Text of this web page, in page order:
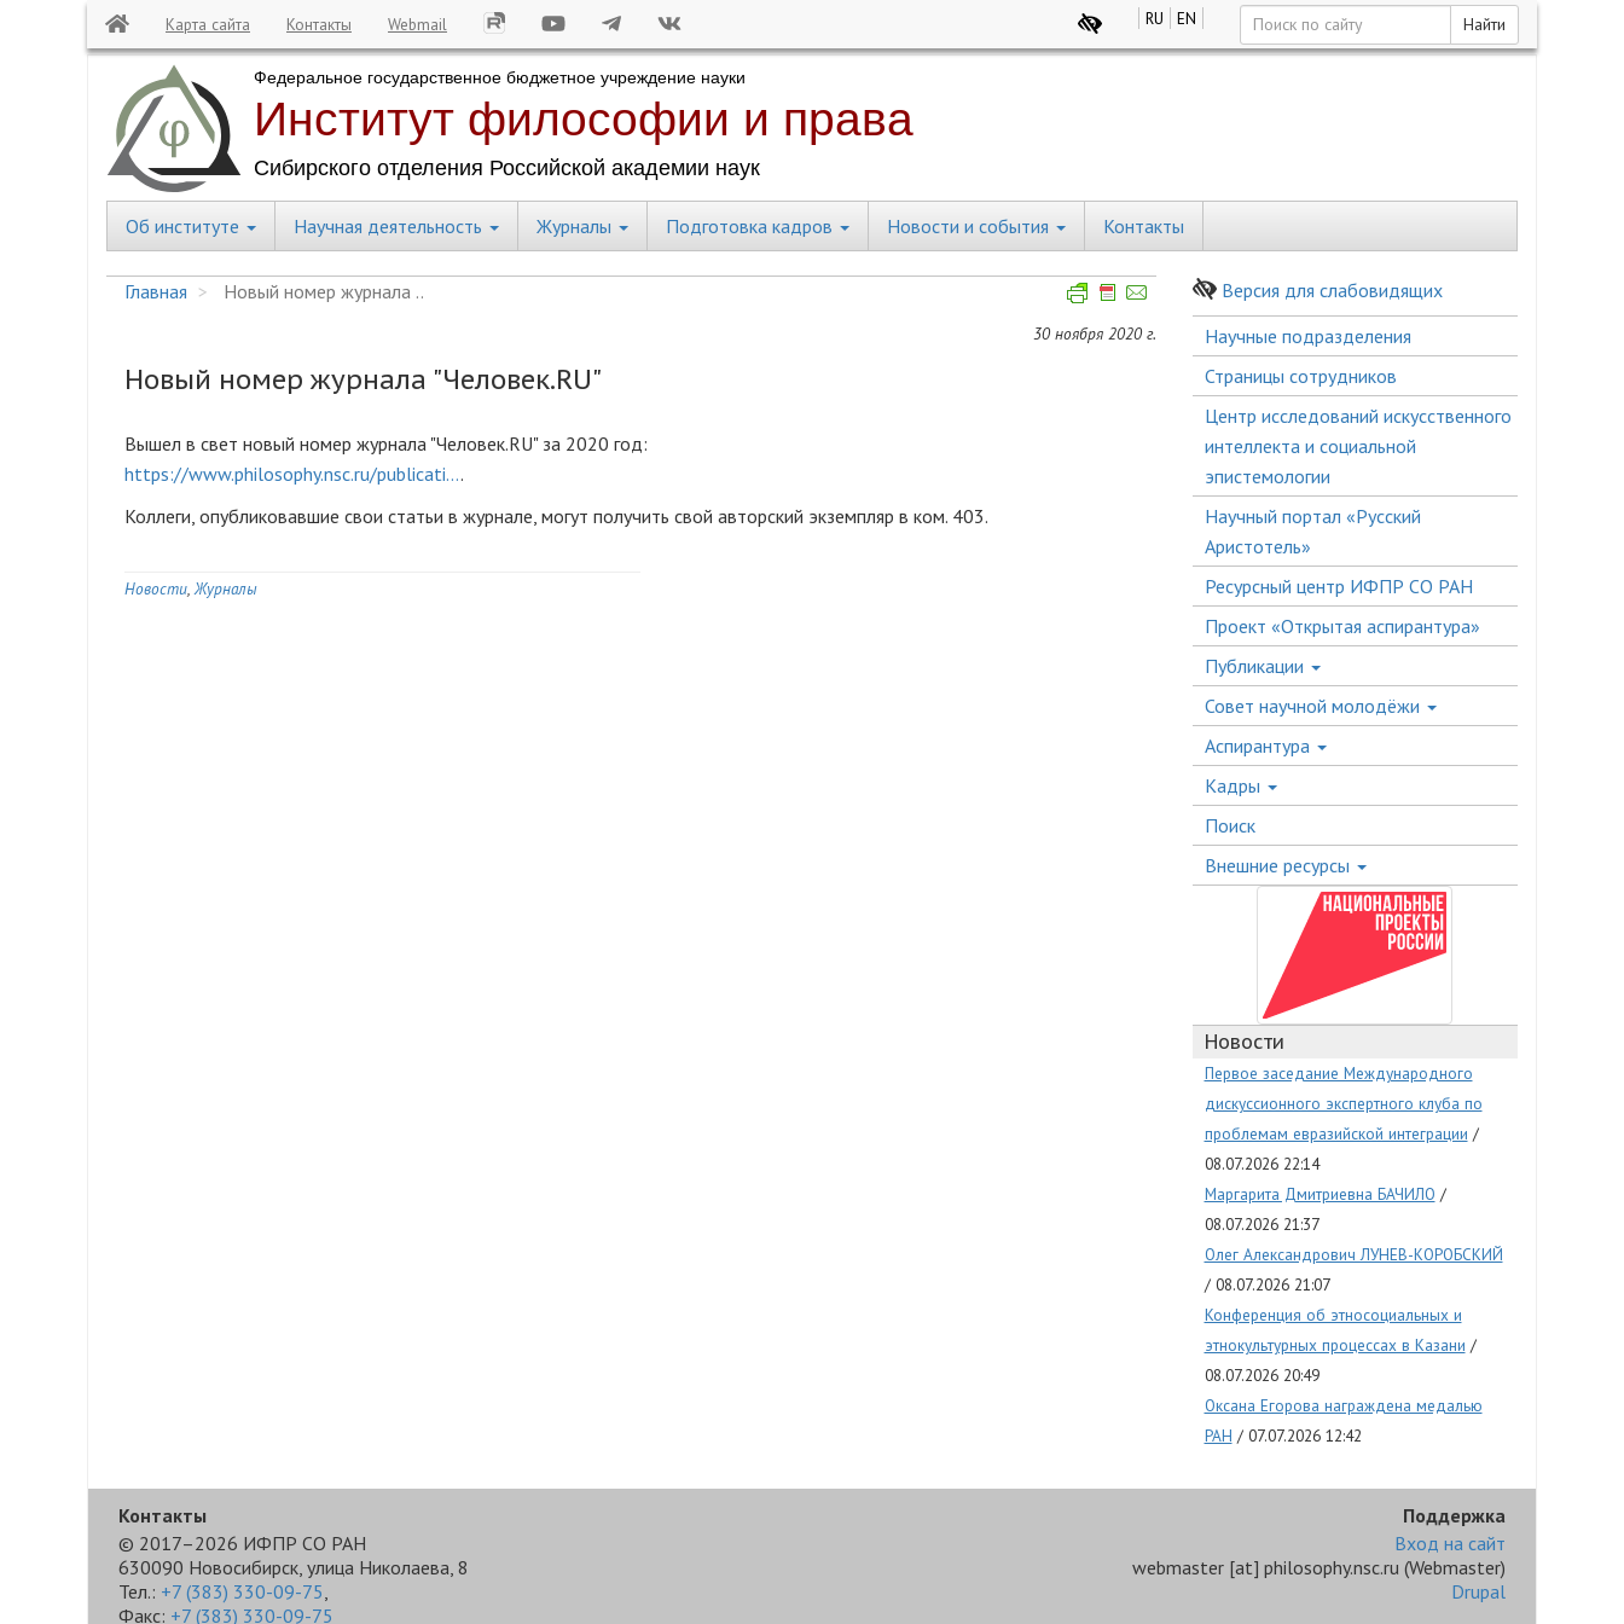
Карта сайта Контакты Webmail RU EN Найти
Central
Об институте Научная деятельность Журналы Подготовка кадров Новости и события Контакты
Главная Новый номер журнала ..
30 ноября 2020 г.
Новый номер журнала "Человек.RU"
Вышел в свет новый номер журнала "Человек.RU" за 2020 год:
https://www.philosophy.nsc.ru/publicati….
Коллеги, опубликовавшие свои статьи в журнале, могут получить свой авторский экземпляр в ком. 403.
Новости Журналы
Версия для слабовидящих
Боковое
меню
Научные подразделения
Страницы сотрудников
Центр исследований искусственного
интеллекта и социальной
эпистемологии
Научный портал «Русский
Аристотель»
Ресурсный центр ИФПР СО РАН
Проект «Открытая аспирантура»
Публикации
Совет научной молодёжи
Аспирантура
Кадры
Поиск
Внешние ресурсы
Новости
Первое заседание Международного
дискуссионного экспертного клуба по
проблемам евразийской интеграции
08.07.2026 22:14
Маргарита Дмитриевна БАЧИЛО
08.07.2026 21:37
Олег Александрович ЛУНЕВ-КОРОБСКИЙ
08.07.2026 21:07
Конференция об этносоциальных и
этнокультурных процессах в Казани
08.07.2026 20:49
Оксана Егорова награждена медалью
РАН
07.07.2026 12:42
Контакты
© 2017–2026 ИФПР СО РАН
630090 Новосибирск, улица Николаева, 8
Тел.: +7 (383) 330-09-75
Факс: +7 (383) 330-09-75
Поддержка
Вход на сайт
webmaster [at] philosophy.nsc.ru (Webmaster)
Drupal